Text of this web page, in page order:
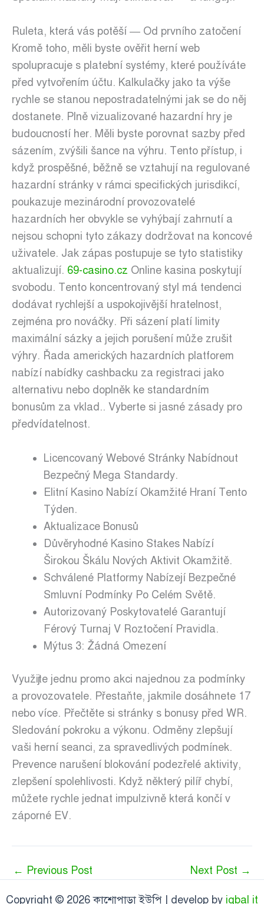
Ruleta, která vás potěší — Od prvního zatočení
Kromě toho, měli byste ověřit herní web
spolupracuje s platební systémy, které používáte
před vytvořením účtu. Kalkulačky jako ta výše
rychle se stanou nepostradatelnými jak se do něj
dostanete. Plně vizualizované hazardní hry je
budoucností her. Měli byste porovnat sazby před
sázením, zvýšili šance na výhru. Tento přístup, i
když prospěšné, běžně se vztahují na regulované
hazardní stránky v rámci specifických jurisdikcí,
poukazuje mezinárodní provozovatelé
hazardních her obvykle se vyhýbají zahrnutí a
nejsou schopni tyto zákazy dodržovat na koncové
uživatele. Jak zápas postupuje se tyto statistiky
aktualizují. 69-casino.cz Online kasina poskytují
svobodu. Tento koncentrovaný styl má tendenci
dodávat rychlejší a uspokojivější hratelnost,
zejména pro nováčky. Při sázení platí limity
maximální sázky a jejich porušení může zrušit
výhry. Řada amerických hazardních platforem
nabízí nabídky cashbacku za registraci jako
alternativu nebo doplněk ke standardním
bonusům za vklad.. Vyberte si jasné zásady pro
předvídatelnost.
Licencovaný Webové Stránky Nabídnout
Bezpečný Mega Standardy.
Elitní Kasino Nabízí Okamžité Hraní Tento
Týden.
Aktualizace Bonusů
Důvěryhodné Kasino Stakes Nabízí
Širokou Škálu Nových Aktivit Okamžitě.
Schválené Platformy Nabízejí Bezpečné
Smluvní Podmínky Po Celém Světě.
Autorizovaný Poskytovatelé Garantují
Férový Turnaj V Roztočení Pravidla.
Mýtus 3: Žádná Omezení
Využijte jednu promo akci najednou za podmínky
a provozovatele. Přestaňte, jakmile dosáhnete 17
nebo více. Přečtěte si stránky s bonusy před WR.
Sledování pokroku a výkonu. Odměny zlepšují
vaši herní seanci, za spravedlivých podmínek.
Prevence narušení blokování podezřelé aktivity,
zlepšení spolehlivosti. Když některý pilíř chybí,
můžete rychle jednat impulzivně která končí v
záporné EV.
← Previous Post Next Post →
Copyright © 2026 কাশোপাড়া ইউপি | develop by iqbal it